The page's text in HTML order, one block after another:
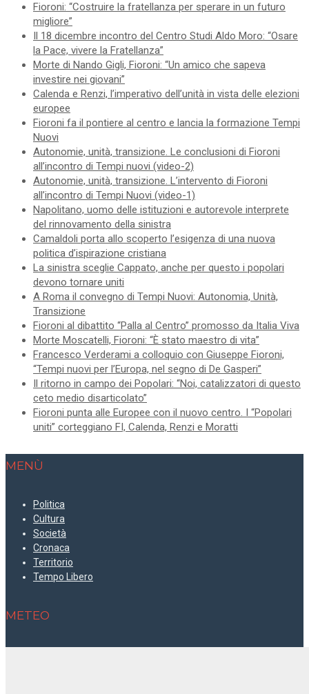
Fioroni: “Costruire la fratellanza per sperare in un futuro
migliore”
Il 18 dicembre incontro del Centro Studi Aldo Moro: “Osare
la Pace, vivere la Fratellanza”
Morte di Nando Gigli, Fioroni: “Un amico che sapeva
investire nei giovani”
Calenda e Renzi, l’imperativo dell’unità in vista delle elezioni
europee
Fioroni fa il pontiere al centro e lancia la formazione Tempi
Nuovi
Autonomie, unità, transizione. Le conclusioni di Fioroni
all’incontro di Tempi nuovi (video-2)
Autonomie, unità, transizione. L’intervento di Fioroni
all’incontro di Tempi Nuovi (video-1)
Napolitano, uomo delle istituzioni e autorevole interprete
del rinnovamento della sinistra
Camaldoli porta allo scoperto l’esigenza di una nuova
politica d’ispirazione cristiana
La sinistra sceglie Cappato, anche per questo i popolari
devono tornare uniti
A Roma il convegno di Tempi Nuovi: Autonomia, Unità,
Transizione
Fioroni al dibattito “Palla al Centro” promosso da Italia Viva
Morte Moscatelli, Fioroni: “È stato maestro di vita”
Francesco Verderami a colloquio con Giuseppe Fioroni,
“Tempi nuovi per l’Europa, nel segno di De Gasperi”
Il ritorno in campo dei Popolari: “Noi, catalizzatori di questo
ceto medio disarticolato”
Fioroni punta alle Europee con il nuovo centro. I “Popolari
uniti” corteggiano FI, Calenda, Renzi e Moratti
MENÙ
Politica
Cultura
Società
Cronaca
Territorio
Tempo Libero
METEO